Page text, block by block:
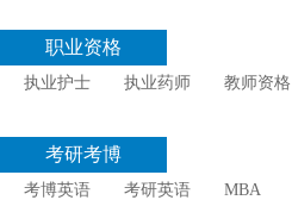
职业资格
执业护士 执业药师 教师资格
考研考博
考博英语 考研英语 MBA